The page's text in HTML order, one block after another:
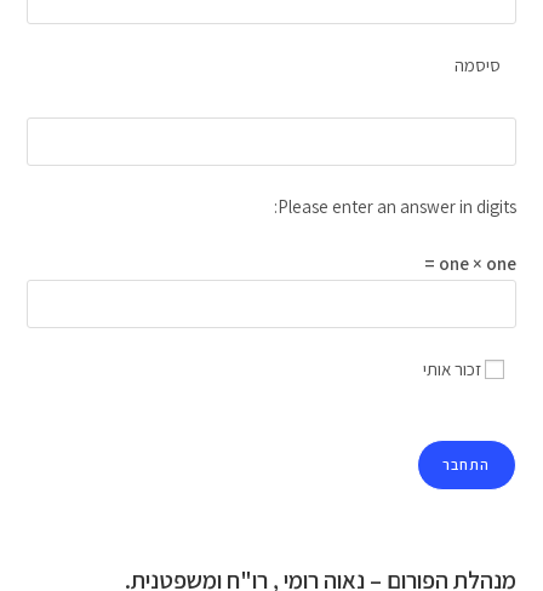
סיסמה
Please enter an answer in digits:
one × one =
זכור אותי
מנהלת הפורום – נאוה רומי , רו"ח ומשפטנית.